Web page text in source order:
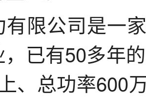
有限公司是一
已有50多年
、总功率600